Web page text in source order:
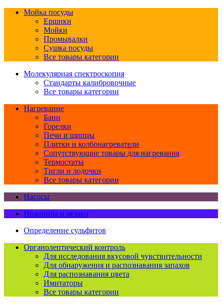
Мойка посуды
Ершики
Мойки
Промывалки
Сушка посуды
Все товары категории
Молекулярная спектроскопия
Стандарты калибровочные
Все товары категории
Нагревание
Бани
Горелки
Печи и щипцы
Плитки и колбонагреватели
Сопутствующие товары для нагревания
Термостаты
Тигли и лодочки
Все товары категории
Насосы
Ножницы и резаки
Определение сульфитов
Органолептический контроль
Для исследования вкусовой чувствительности
Для обнаружения и распознавания запахов
Для распознавания цвета
Имитаторы
Все товары категории